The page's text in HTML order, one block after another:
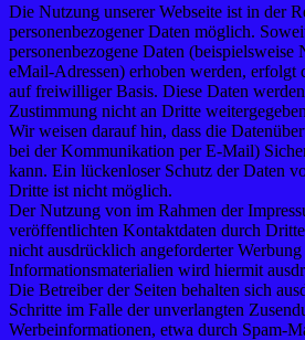
Die Nutzung unserer Webseite ist in der
personenbezogener Daten möglich.
personenbezogene Daten (beispielsweise
eMail-Adressen) erhoben werden, erfolgt
auf freiwilliger Basis. Diese Daten
Zustimmung nicht an Dritte
Wir weisen darauf hin, dass die
bei der Kommunikation per E-Mail)
kann. Ein lückenloser Schutz der Daten
Dritte ist nicht möglich.
Der Nutzung von im Rahmen der
veröffentlichten Kontaktdaten durch
nicht ausdrücklich angeforderter Werbung
Informationsmaterialien wird hiermit
Die Betreiber der Seiten behalten sich
Schritte im Falle der unverlangten
Werbeinformationen, etwa durch Spam-